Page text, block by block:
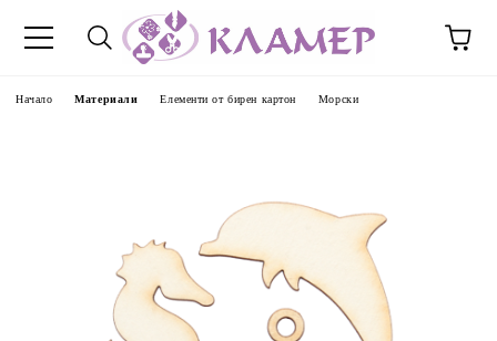
Начало Материали Елементи от бирен картон Морски